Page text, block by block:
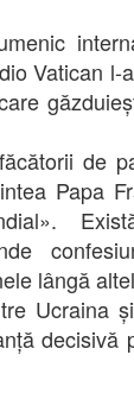
Vatican l-
de
Papa
lângă
Ucraina
decisivă